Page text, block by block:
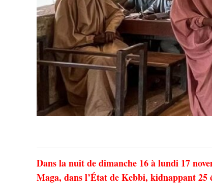
Dans la nuit de dimanche 16 à lundi 17
Maga, dans l’État de Kebbi, kidnappant